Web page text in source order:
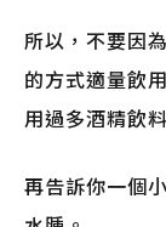
所以，不要因
的方式適量飲
用過多酒精飲
再告訴你一個